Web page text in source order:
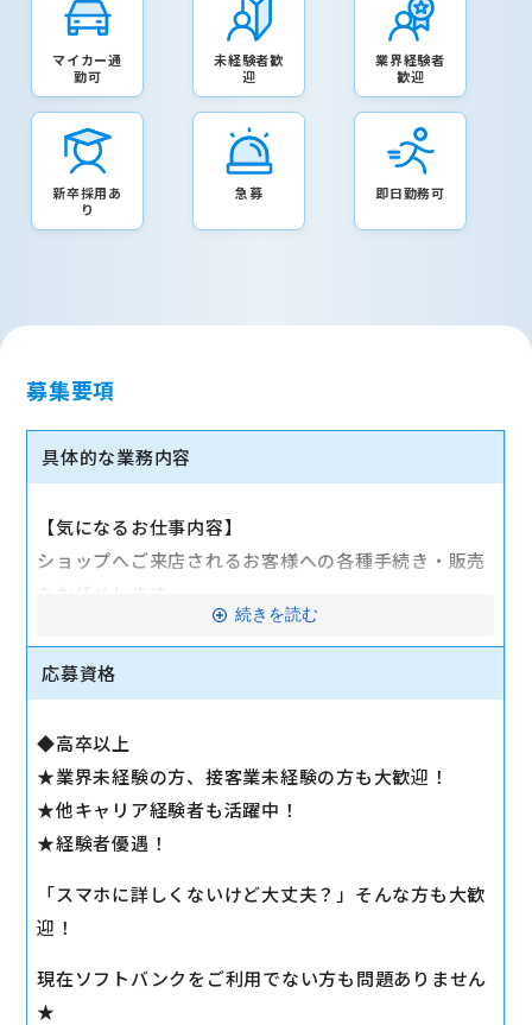
マイカー通
勤可
未経験者歓
迎
業界経験者
歓迎
新卒採用あ
り
急募 即日勤務可
募集要項
具体的な業務内容
【気になるお仕事内容】
ショップへご来店されるお客様への各種手続き・販売
をお任せします。
応対はテーブルを挟んだソファー席での対面接客なの
で、一日中足が疲れたとならないのが魅力★
す。
独自の教育体制を設けており、導入研修を経て店舗の
配属、先輩スタッフがOJT研修を行うので未経験でも
安心して働けます。
マイカー通勤可
続きを読む
応募資格
◆高卒以上
★業界未経験の方、接客業未経験の方も大歓迎！
★他キャリア経験者も活躍中！
★経験者優遇！
「スマホに詳しくないけど大丈夫？」そんな方も大歓
迎！
現在ソフトバンクをご利用でない方も問題ありません
★